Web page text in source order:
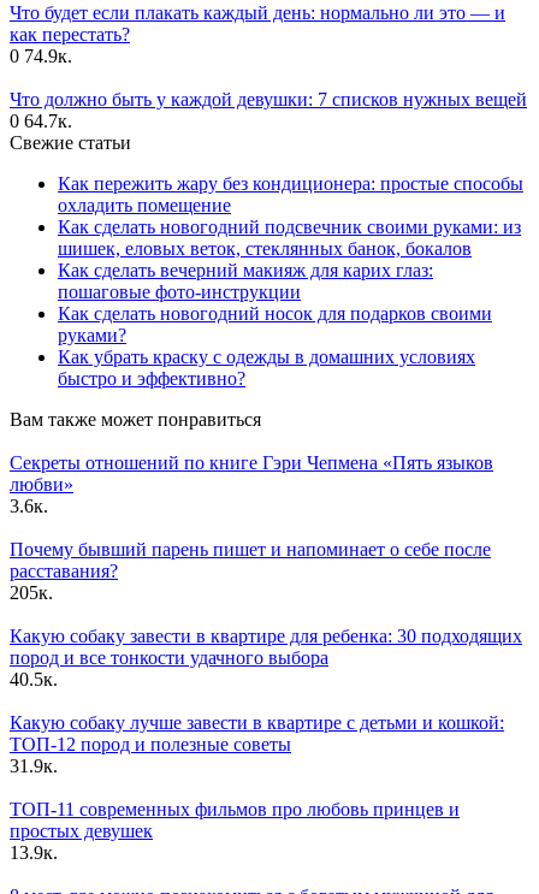
Что будет если плакать каждый день: нормально ли это — и
как перестать?
0 74.9к.
Что должно быть у каждой девушки: 7 списков нужных вещей
0 64.7к.
Свежие статьи
Как пережить жару без кондиционера: простые способы
охладить помещение
Как сделать новогодний подсвечник своими руками: из
шишек, еловых веток, стеклянных банок, бокалов
Как сделать вечерний макияж для карих глаз:
пошаговые фото-инструкции
Как сделать новогодний носок для подарков своими
руками?
Как убрать краску с одежды в домашних условиях
быстро и эффективно?
Вам также может понравиться
Секреты отношений по книге Гэри Чепмена «Пять языков
любви»
3.6к.
Почему бывший парень пишет и напоминает о себе после
расставания?
205к.
Какую собаку завести в квартире для ребенка: 30 подходящих
пород и все тонкости удачного выбора
40.5к.
Какую собаку лучше завести в квартире с детьми и кошкой:
ТОП-12 пород и полезные советы
31.9к.
ТОП-11 современных фильмов про любовь принцев и
простых девушек
13.9к.